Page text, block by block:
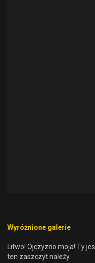
Wyróżnione galerie
Litwo! Ojczyzno moja! Ty
ten zaszczyt należy.